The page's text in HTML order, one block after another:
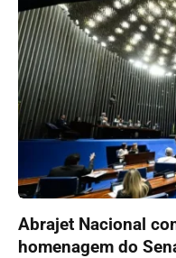
Abrajet Nacional
homenagem do